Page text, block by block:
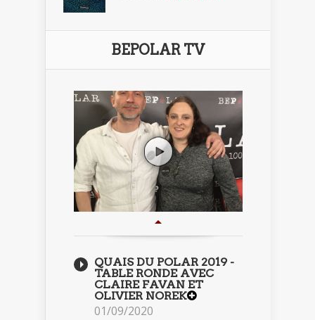
BEPOLAR TV
QUAIS DU POLAR 2019 -
TABLE RONDE AVEC
CLAIRE FAVAN ET
OLIVIER NOREK
01/09/2020